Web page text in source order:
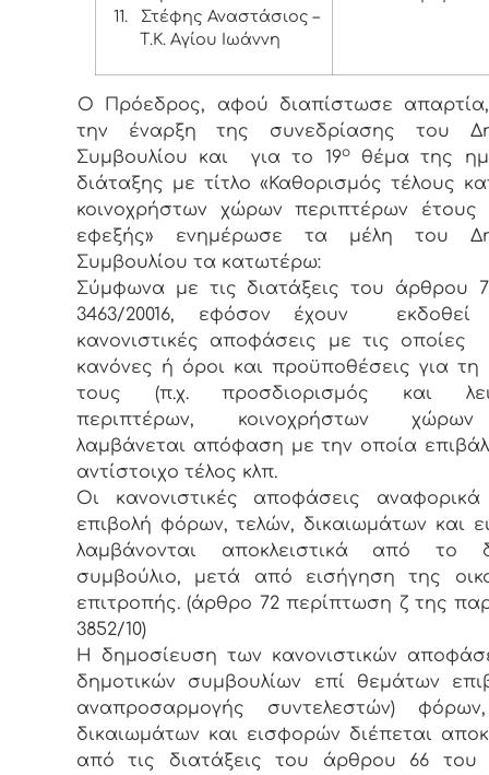
11.
Στέφης Αναστάσιος –
Τ.Κ. Αγίου Ιωάννη
Ο Πρόεδρος, αφού διαπίστωσε
την έναρξη της συνεδρίασης του
Συμβουλίου και για το 19οθέμα της
διάταξης με τίτλο «Καθορισμός τέλους
κοινοχρήστων χώρων περιπτέρων έτους
εφεξής» ενημέρωσε τα μέλη του
Συμβουλίου τα κατωτέρω:
Σύμφωνα με τις διατάξεις του άρθρου
3463/20016, εφόσον έχουν εκδοθεί
κανονιστικές αποφάσεις με τις οποίες
κανόνες ή όροι και προϋποθέσεις για τη
τους (π.χ. προσδιορισμός και
περιπτέρων, κοινοχρήστων χώρων
λαμβάνεται απόφαση με την οποία
αντίστοιχο τέλος κλπ.
Οι κανονιστικές αποφάσεις
επιβολή φόρων, τελών, δικαιωμάτων και
λαμβάνονται αποκλειστικά από το
συμβούλιο, μετά από εισήγηση της
επιτροπής. (άρθρο 72 περίπτωση ζ της
3852/10)
Η δημοσίευση των κανονιστικών
δημοτικών συμβουλίων επί θεμάτων
αναπροσαρμογής συντελεστών)
δικαιωμάτων και εισφορών διέπεται
από τις διατάξεις του άρθρου 66 του